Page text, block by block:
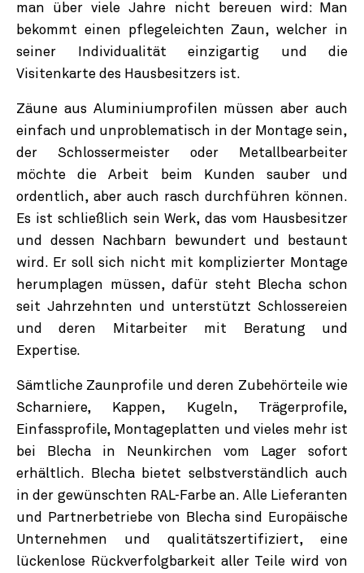
man über viele Jahre nicht bereuen wird: Man
bekommt einen pflegeleichten Zaun, welcher in
seiner Individualität einzigartig und die
Visitenkarte des Hausbesitzers ist.
Zäune aus Aluminiumprofilen müssen aber auch
einfach und unproblematisch in der Montage sein,
der Schlossermeister oder Metallbearbeiter
möchte die Arbeit beim Kunden sauber und
ordentlich, aber auch rasch durchführen können.
Es ist schließlich sein Werk, das vom Hausbesitzer
und dessen Nachbarn bewundert und bestaunt
wird. Er soll sich nicht mit komplizierter Montage
herumplagen müssen, dafür steht Blecha schon
seit Jahrzehnten und unterstützt Schlossereien
und deren Mitarbeiter mit Beratung und
Expertise.
Sämtliche Zaunprofile und deren Zubehörteile wie
Scharniere, Kappen, Kugeln, Trägerprofile,
Einfassprofile, Montageplatten und vieles mehr ist
bei Blecha in Neunkirchen vom Lager sofort
erhältlich. Blecha bietet selbstverständlich auch
in der gewünschten RAL-Farbe an. Alle Lieferanten
und Partnerbetriebe von Blecha sind Europäische
Unternehmen und qualitätszertifiziert, eine
lückenlose Rückverfolgbarkeit aller Teile wird von